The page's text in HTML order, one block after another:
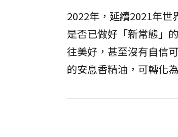
2022年，延續2021年
是否已做好「新常態」
往美好，甚至沒有自信
的安息香精油，可轉化